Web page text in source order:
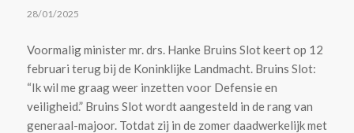
28/01/2025
Voormalig minister mr. drs. Hanke Bruins Slot keert op 12
februari terug bij de Koninklijke Landmacht. Bruins Slot:
“Ik wil me graag weer inzetten voor Defensie en
veiligheid.” Bruins Slot wordt aangesteld in de rang van
generaal-majoor. Totdat zij in de zomer daadwerkelijk met